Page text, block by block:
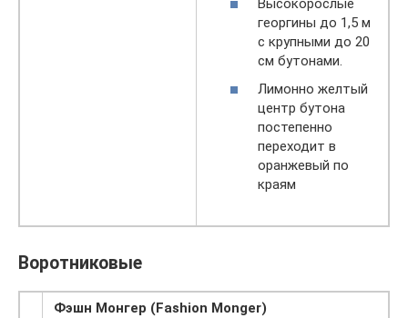
георгины до 1,5 м
с крупными до 20
см бутонами.
Лимонно желтый
центр бутона
постепенно
переходит в
оранжевый по
краям
Воротниковые
Фэшн Монгер (Fashion Monger)